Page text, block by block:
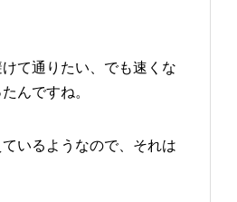
て通りたい、でも速くな
んですね。
いるようなので、それは